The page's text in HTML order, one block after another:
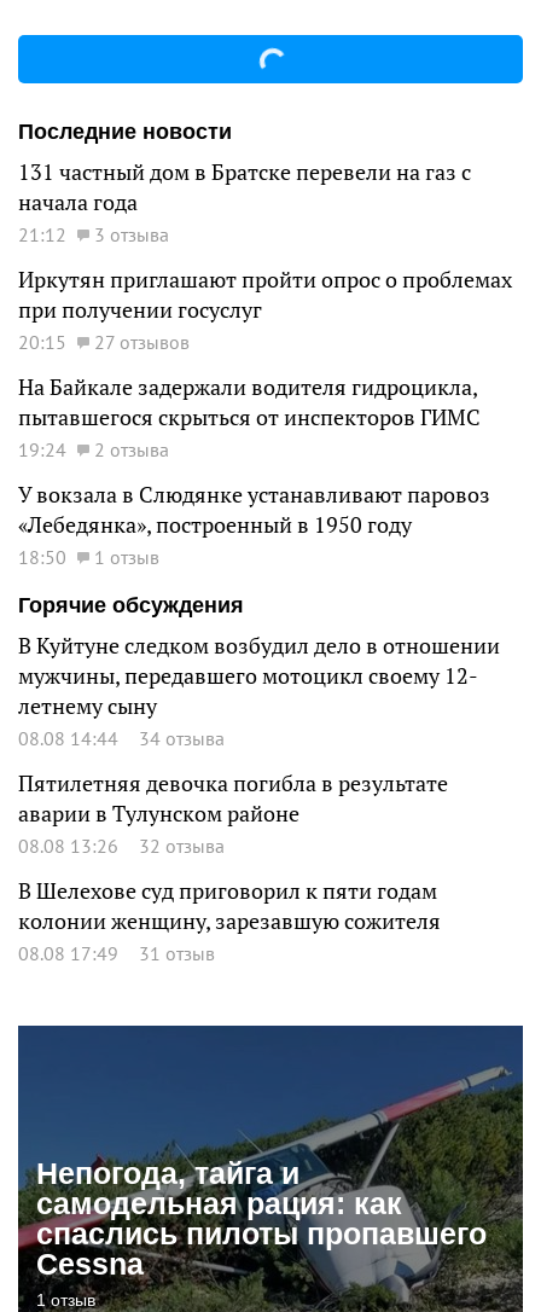
Последние новости
131 частный дом в Братске перевели на газ с
начала года
21:12 3 отзыва
Иркутян приглашают пройти опрос о проблемах
при получении госуслуг
20:15 27 отзывов
На Байкале задержали водителя гидроцикла,
пытавшегося скрыться от инспекторов ГИМС
19:24 2 отзыва
У вокзала в Слюдянке устанавливают паровоз
«Лебедянка», построенный в 1950 году
18:50
1 отзыв
Горячие обсуждения
В Куйтуне следком возбудил дело в отношении
мужчины, передавшего мотоцикл своему 12-
летнему сыну
08.08 14:44 34 отзыва
Пятилетняя девочка погибла в результате
аварии в Тулунском районе
08.08 13:26 32 отзыва
В Шелехове суд приговорил к пяти годам
колонии женщину, зарезавшую сожителя
08.08 17:49 31 отзыв
Непогода, тайга и
самодельная рация: как
спаслись пилоты пропавшего
Cessna
1 отзыв